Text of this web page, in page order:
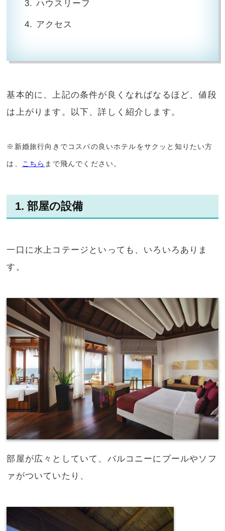
ハウスリーフ
アクセス
基本的に、上記の条件が良くなればなるほど、値段
は上がります。以下、詳しく紹介します。
※新婚旅行向きでコスパの良いホテルをサクッと知りたい方
は、 こちら まで飛んでください。
1. 部屋の設備
一口に水上コテージといっても、いろいろありま
す。
部屋が広々としていて、バルコニーにプールやソフ
ァがついていたり、